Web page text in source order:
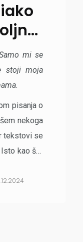
mi se
stoji moja
pisanja o
nekoga
tekstovi se
kao što